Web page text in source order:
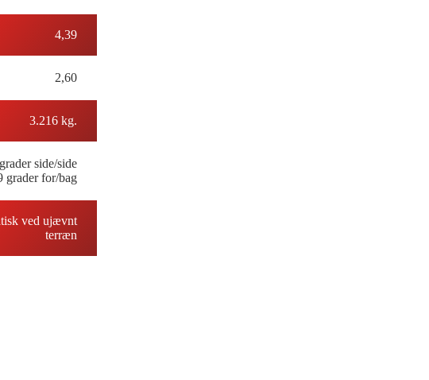
4,39
2,60
3.216 kg.
side/side
grader for/bag
ved ujævnt
terræn